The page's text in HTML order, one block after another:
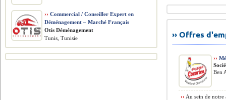
›› Offres
››
Ben
›› Au sein de notre
›› Commercial / Conseiller Expert en
Déménagement – Marché Français
Otis Déménagement
Tunis, Tunisie